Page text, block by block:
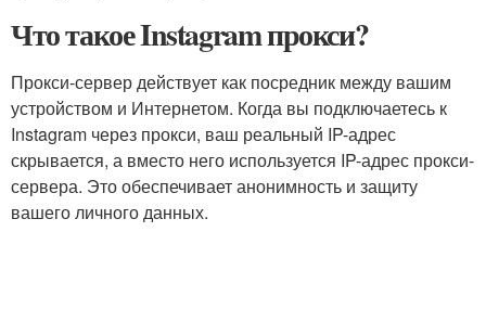
Что такое Instagram прокси?
Прокси-сервер действует как посредник между вашим
устройством и Интернетом. Когда вы подключаетесь к
Instagram через прокси, ваш реальный IP-адрес
скрывается, а вместо него используется IP-адрес прокси-
сервера. Это обеспечивает анонимность и защиту
вашего личного данных.